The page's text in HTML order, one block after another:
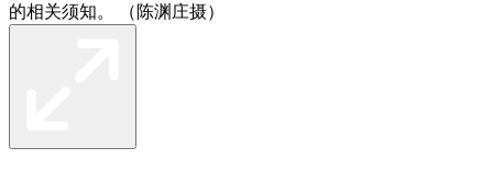
的相关须知。 （陈渊庄摄）